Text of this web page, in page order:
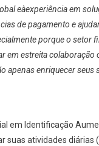
eàexperiência em
de pagamento e
porque o setor
em estreita
apenas enriquecer
em Identificação
suas atividades diárias